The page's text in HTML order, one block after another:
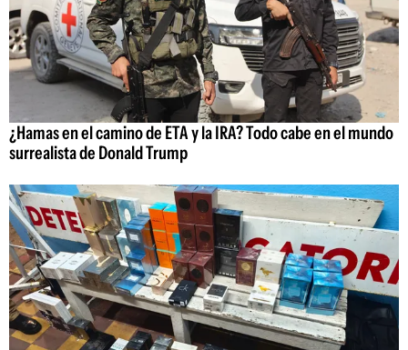
¿Hamas en el camino de ETA y la IRA? Todo cabe en el mundo
surrealista de Donald Trump